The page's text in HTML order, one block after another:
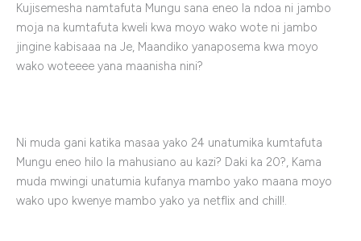
Kujisemesha namtafuta Mungu sana eneo la ndoa ni jambo
moja na kumtafuta kweli kwa moyo wako wote ni jambo
jingine kabisaaa na Je, Maandiko yanaposema kwa moyo
wako woteeee yana maanisha nini?
Ni muda gani katika masaa yako 24 unatumika kumtafuta
Mungu eneo hilo la mahusiano au kazi? Daki ka 20?, Kama
muda mwingi unatumia kufanya mambo yako maana moyo
wako upo kwenye mambo yako ya netflix and chill!.